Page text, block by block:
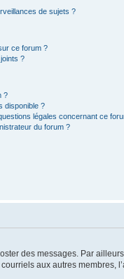
de sujets ?
ce forum ?
?
?
disponible ?
légales concernant ce
du forum ?
des messages. Par
aux autres membres,